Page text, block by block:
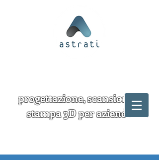
progettazione, scansione e
stampa 3D per aziende